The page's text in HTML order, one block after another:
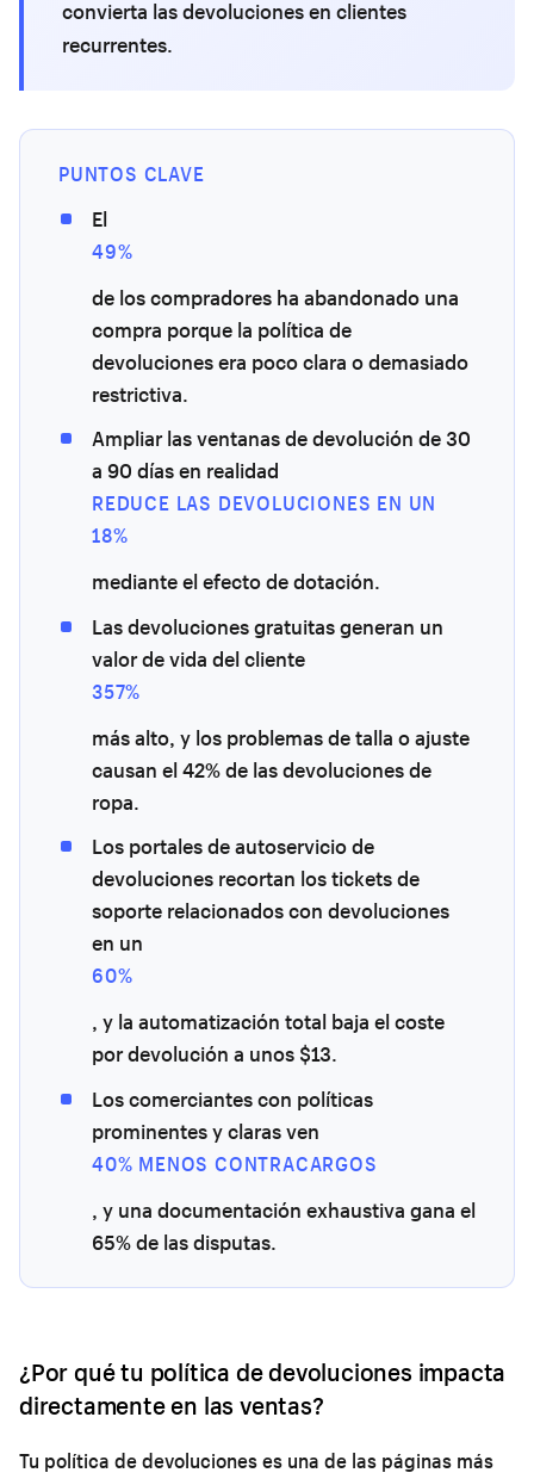
convierta las devoluciones en clientes
recurrentes.
PUNTOS CLAVE
El
49%
de los compradores ha abandonado una
compra porque la política de
devoluciones era poco clara o demasiado
restrictiva.
Ampliar las ventanas de devolución de 30
a 90 días en realidad
REDUCE LAS DEVOLUCIONES EN UN
18%
mediante el efecto de dotación.
Las devoluciones gratuitas generan un
valor de vida del cliente
357%
más alto, y los problemas de talla o ajuste
causan el 42% de las devoluciones de
ropa.
Los portales de autoservicio de
devoluciones recortan los tickets de
soporte relacionados con devoluciones
en un
60%
, y la automatización total baja el coste
por devolución a unos $13.
Los comerciantes con políticas
prominentes y claras ven
40% MENOS CONTRACARGOS
, y una documentación exhaustiva gana el
65% de las disputas.
¿Por qué tu política de devoluciones impacta
directamente en las ventas?
Tu política de devoluciones es una de las páginas más